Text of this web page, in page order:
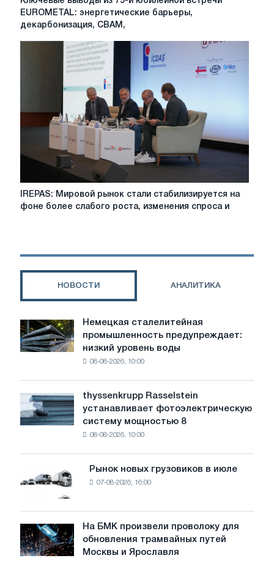
выводы
из
юбилейной
EUROMETAL:
энергетические
барьеры,
декарбонизация,
защита
торговли
EUROMETAL: энергетические барьеры,
декарбонизация, CBAM,
IREPAS:
Мировой
на
спроса
и
к
доступу
IREPAS: Мировой рынок стали стабилизируется на
фоне более слабого роста, изменения спроса и
НОВОСТИ АНАЛИТИКА
Немецкая
сталелитейная
промышленность
предупреждает:
воды
угрожает
Немецкая сталелитейная
промышленность предупреждает:
низкий уровень воды
08-08-2026, 10:00
thyssenkrupp
Rasselstein
устанавливает
фотоэлектрическую
целей
обезуглероживания
thyssenkrupp Rasselstein
устанавливает фотоэлектрическую
систему мощностью 8
08-08-2026, 10:00
Рынок
новых
грузовиков
в
июле
Рынок новых грузовиков в июле
07-08-2026, 16:00
На
БМК
произвели
На БМК произвели проволоку для
обновления трамвайных путей
Москвы и Ярославля